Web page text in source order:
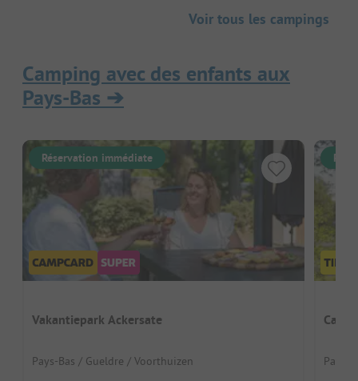
Voir tous les campings
Camping avec des enfants aux
Pays-Bas ➔
Réservation immédiate
Vakantiepark Ackersate
Pays-Bas / Gueldre / Voorthuizen
Pays-